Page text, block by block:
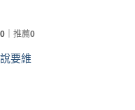
0 推薦0
要維